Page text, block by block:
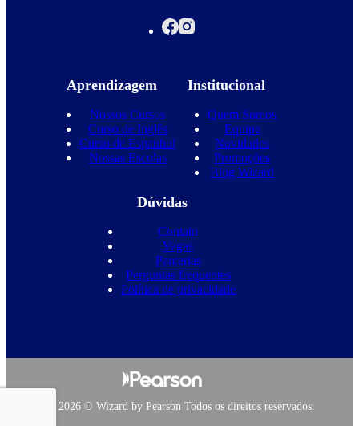
Aprendizagem
Nossos Cursos
Curso de Inglês
Curso de Espanhol
Nossas Escolas
Institucional
Quem Somos
Equipe
Novidades
Promoções
Blog Wizard
Dúvidas
Contato
Vagas
Parcerias
Perguntas frequentes
Política de privacidade
Copyright 2026 © Wizard by Pearson Todos os direitos reservados.